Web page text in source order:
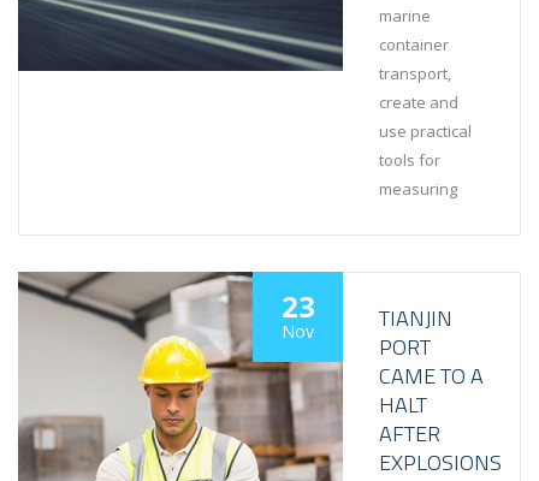
marine
container
transport,
create and
use practical
tools for
measuring
23
Nov
TIANJIN
PORT
CAME TO A
HALT
AFTER
EXPLOSIONS